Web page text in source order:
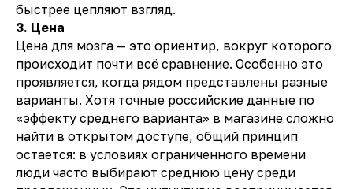
быстрее цепляют взгляд.
3. Цена
Цена для мозга — это ориентир, вокруг которого
происходит почти всё сравнение. Особенно это
проявляется, когда рядом представлены разные
варианты. Хотя точные российские данные по
«эффекту среднего варианта» в магазине сложно
найти в открытом доступе, общий принцип
остается: в условиях ограниченного времени
люди часто выбирают среднюю цену среди